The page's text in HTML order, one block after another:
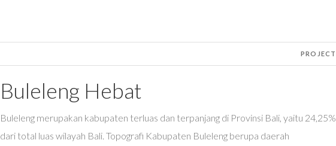
PROJECT
Buleleng Hebat
Buleleng merupakan kabupaten terluas dan terpanjang di Provinsi Bali, yaitu 24,25%
dari total luas wilayah Bali. Topografi Kabupaten Buleleng berupa daerah